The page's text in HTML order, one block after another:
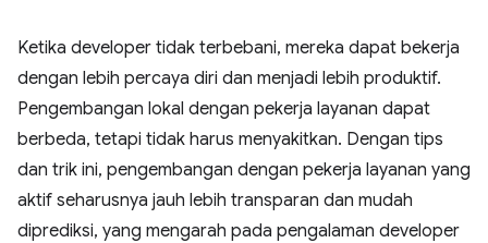
Ketika developer tidak terbebani, mereka dapat bekerja
dengan lebih percaya diri dan menjadi lebih produktif.
Pengembangan lokal dengan pekerja layanan dapat
berbeda, tetapi tidak harus menyakitkan. Dengan tips
dan trik ini, pengembangan dengan pekerja layanan yang
aktif seharusnya jauh lebih transparan dan mudah
diprediksi, yang mengarah pada pengalaman developer